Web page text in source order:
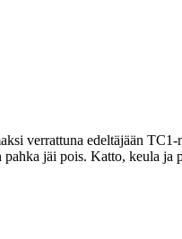
verrattuna edeltäjään
jäi pois. Katto, keula